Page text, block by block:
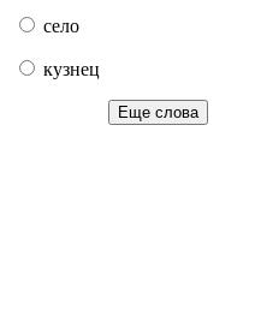
село
кузнец
Еще слова